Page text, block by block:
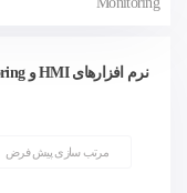
نرم افزارهای HMI و Monitoring